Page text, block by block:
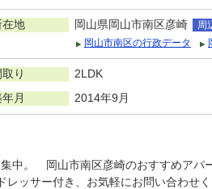
在地 岡山県岡山市南区彦崎
周
岡山市南区の行政データ
取り 2LDK
月 2014年9月
中。 岡山市南区彦崎のおすすめアパ
レッサー付き、お気軽にお問い合わせく